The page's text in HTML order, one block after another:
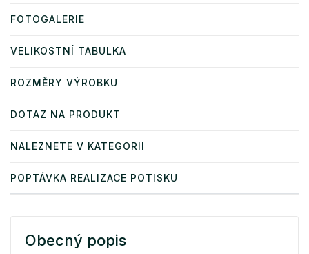
FOTOGALERIE
VELIKOSTNÍ TABULKA
ROZMĚRY VÝROBKU
DOTAZ NA PRODUKT
NALEZNETE V KATEGORII
POPTÁVKA REALIZACE POTISKU
Obecný popis